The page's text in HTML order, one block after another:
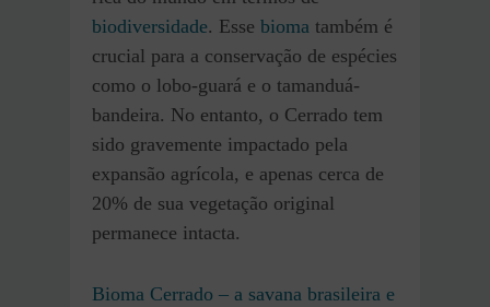
biodiversidade. Esse bioma também é
crucial para a conservação de espécies
como o lobo-guará e o tamanduá-
bandeira. No entanto, o Cerrado tem
sido gravemente impactado pela
expansão agrícola, e apenas cerca de
20% de sua vegetação original
permanece intacta.
Bioma Cerrado – a savana brasileira e